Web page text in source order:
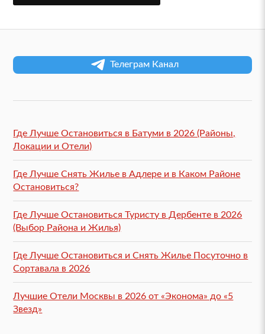
Телеграм Канал
Где Лучше Остановиться в Батуми в 2026 (Районы,
Локации и Отели)
Где Лучше Снять Жилье в Адлере и в Каком Районе
Остановиться?
Где Лучше Остановиться Туристу в Дербенте в 2026
(Выбор Района и Жилья)
Где Лучше Остановиться и Снять Жилье Посуточно в
Сортавала в 2026
Лучшие Отели Москвы в 2026 от «Эконома» до «5
Звезд»